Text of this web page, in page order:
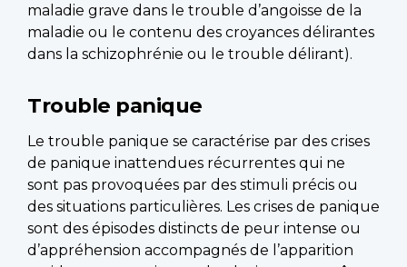
maladie grave dans le trouble d’angoisse de la
maladie ou le contenu des croyances délirantes
dans la schizophrénie ou le trouble délirant).
Trouble panique
Le trouble panique se caractérise par des crises
de panique inattendues récurrentes qui ne
sont pas provoquées par des stimuli précis ou
des situations particulières. Les crises de panique
sont des épisodes distincts de peur intense ou
d’appréhension accompagnés de l’apparition